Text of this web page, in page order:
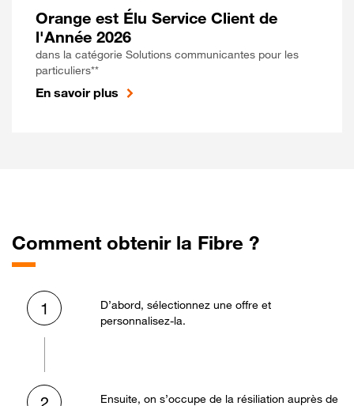
Orange est Élu Service Client de
l'Année 2026
dans la catégorie Solutions communicantes pour les
particuliers**
En savoir plus
Comment obtenir la Fibre ?
1
D’abord, sélectionnez une offre et
personnalisez-la.
Ensuite, on s’occupe de la résiliation auprès de